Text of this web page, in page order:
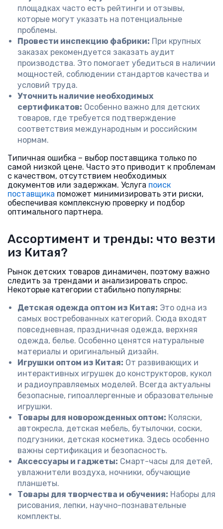
площадках часто есть рейтинги и отзывы,
которые могут указать на потенциальные
проблемы.
Провести инспекцию фабрики: При крупных
заказах рекомендуется заказать аудит
производства. Это помогает убедиться в наличии
мощностей, соблюдении стандартов качества и
условий труда.
Уточнить наличие необходимых
сертификатов: Особенно важно для детских
товаров, где требуется подтверждение
соответствия международным и российским
нормам.
Типичная ошибка – выбор поставщика только по
самой низкой цене. Часто это приводит к проблемам
с качеством, отсутствием необходимых
документов или задержкам. Услуга поиск
поставщика поможет минимизировать эти риски,
обеспечивая комплексную проверку и подбор
оптимального партнера.
Ассортимент и тренды: что везти
из Китая?
Рынок детских товаров динамичен, поэтому важно
следить за трендами и анализировать спрос.
Некоторые категории стабильно популярны:
Детская одежда оптом из Китая: Это одна из
самых востребованных категорий. Сюда входят
повседневная, праздничная одежда, верхняя
одежда, белье. Особенно ценятся натуральные
материалы и оригинальный дизайн.
Игрушки оптом из Китая: От развивающих и
интерактивных игрушек до конструкторов, кукол
и радиоуправляемых моделей. Всегда актуальны
безопасные, гипоаллергенные и образовательные
игрушки.
Товары для новорожденных оптом: Коляски,
автокресла, детская мебель, бутылочки, соски,
подгузники, детская косметика. Здесь особенно
важны сертификация и безопасность.
Аксессуары и гаджеты: Смарт-часы для детей,
увлажнители воздуха, ночники, обучающие
планшеты.
Товары для творчества и обучения: Наборы для
рисования, лепки, научно-познавательные
комплекты.